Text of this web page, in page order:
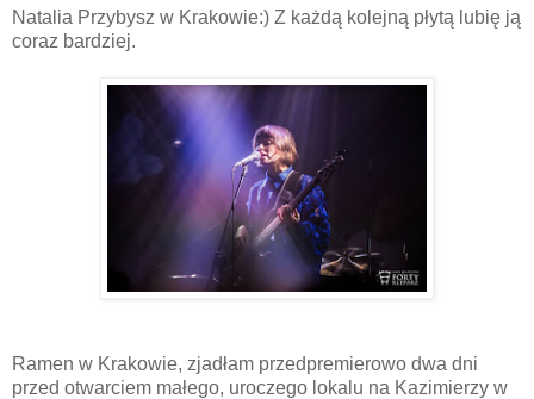
Natalia Przybysz w Krakowie:) Z każdą kolejną płytą lubię ją
coraz bardziej.
Ramen w Krakowie, zjadłam przedpremierowo dwa dni
przed otwarciem małego, uroczego lokalu na Kazimierzy w